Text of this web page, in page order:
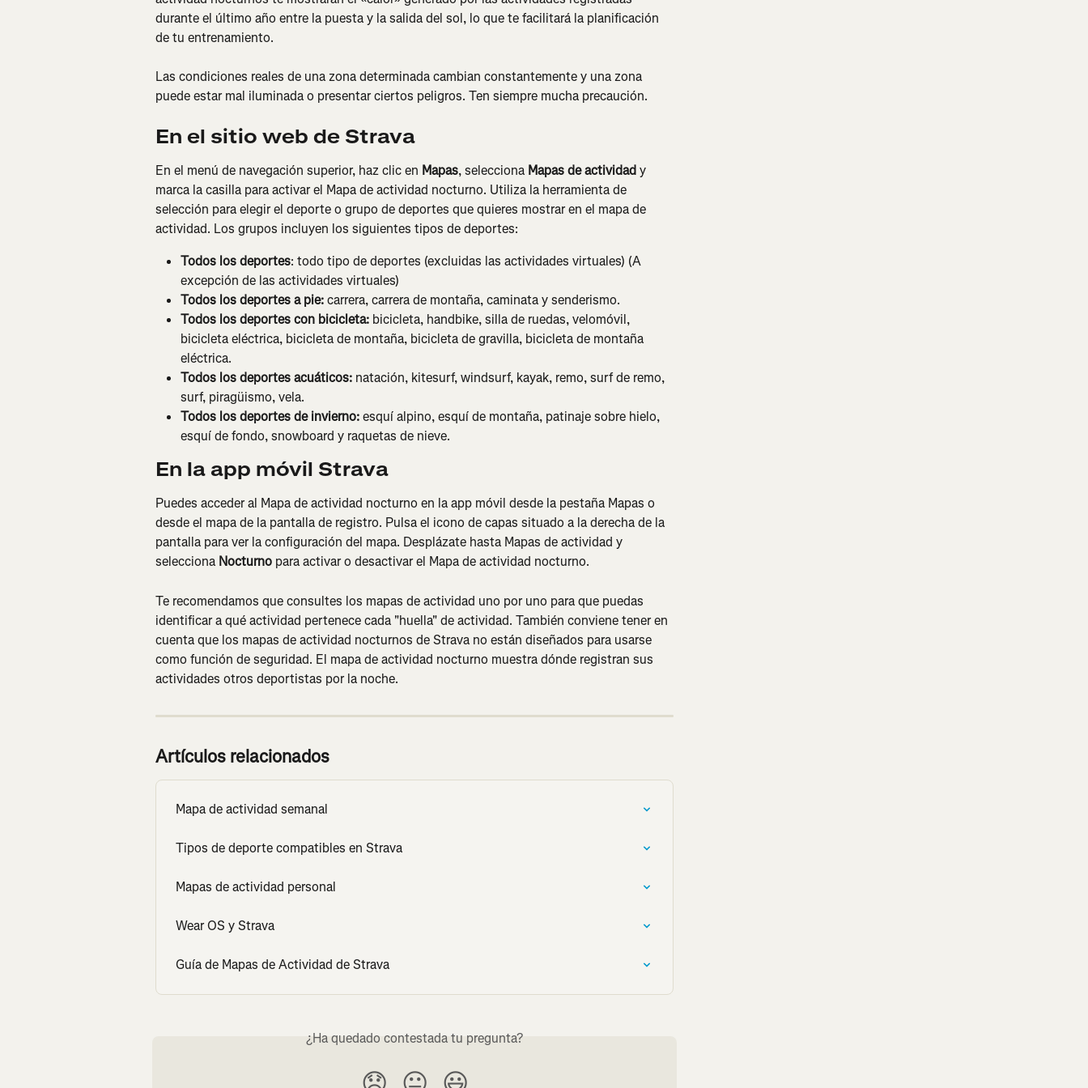
durante el último año entre la puesta y la salida del sol, lo que te facilitará la planificación
de tu entrenamiento.
Las condiciones reales de una zona determinada cambian constantemente y una zona
puede estar mal iluminada o presentar ciertos peligros. Ten siempre mucha precaución.
En el sitio web de Strava
En el menú de navegación superior, haz clic en Mapas, selecciona Mapas de actividad y
marca la casilla para activar el Mapa de actividad nocturno. Utiliza la herramienta de
selección para elegir el deporte o grupo de deportes que quieres mostrar en el mapa de
actividad. Los grupos incluyen los siguientes tipos de deportes:
Todos los deportes: todo tipo de deportes (excluidas las actividades virtuales) (A
excepción de las actividades virtuales)
Todos los deportes a pie: carrera, carrera de montaña, caminata y senderismo.
Todos los deportes con bicicleta: bicicleta, handbike, silla de ruedas, velomóvil,
bicicleta eléctrica, bicicleta de montaña, bicicleta de gravilla, bicicleta de montaña
eléctrica.
Todos los deportes acuáticos: natación, kitesurf, windsurf, kayak, remo, surf de remo,
surf, piragüismo, vela.
Todos los deportes de invierno: esquí alpino, esquí de montaña, patinaje sobre hielo,
esquí de fondo, snowboard y raquetas de nieve.
En la app móvil Strava
Puedes acceder al Mapa de actividad nocturno en la app móvil desde la pestaña Mapas o
desde el mapa de la pantalla de registro. Pulsa el icono de capas situado a la derecha de la
pantalla para ver la configuración del mapa. Desplázate hasta Mapas de actividad y
selecciona Nocturno para activar o desactivar el Mapa de actividad nocturno.
Te recomendamos que consultes los mapas de actividad uno por uno para que puedas
identificar a qué actividad pertenece cada "huella" de actividad. También conviene tener en
cuenta que los mapas de actividad nocturnos de Strava no están diseñados para usarse
como función de seguridad. El mapa de actividad nocturno muestra dónde registran sus
actividades otros deportistas por la noche.
Artículos relacionados
Mapa de actividad semanal
Tipos de deporte compatibles en Strava
Mapas de actividad personal
Wear OS y Strava
Guía de Mapas de Actividad de Strava
¿Ha quedado contestada tu pregunta?